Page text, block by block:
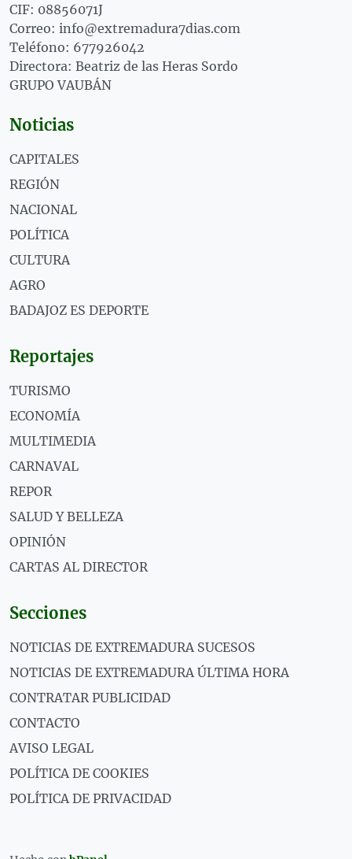
CIF: 08856071J
Correo: info@extremadura7dias.com
Teléfono: 677926042
Directora: Beatriz de las Heras Sordo
GRUPO VAUBÁN
Noticias
CAPITALES
REGIÓN
NACIONAL
POLÍTICA
CULTURA
AGRO
BADAJOZ ES DEPORTE
Reportajes
TURISMO
ECONOMÍA
MULTIMEDIA
CARNAVAL
REPOR
SALUD Y BELLEZA
OPINIÓN
CARTAS AL DIRECTOR
Secciones
NOTICIAS DE EXTREMADURA SUCESOS
NOTICIAS DE EXTREMADURA ÚLTIMA HORA
CONTRATAR PUBLICIDAD
CONTACTO
AVISO LEGAL
POLÍTICA DE COOKIES
POLÍTICA DE PRIVACIDAD